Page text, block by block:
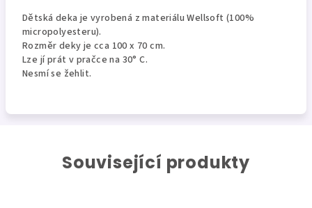
Dětská deka je vyrobená z materiálu Wellsoft (100%
micropolyesteru).
Rozměr deky je cca 100 x 70 cm.
Lze jí prát v pračce na 30° C.
Nesmí se žehlit.
Související produkty